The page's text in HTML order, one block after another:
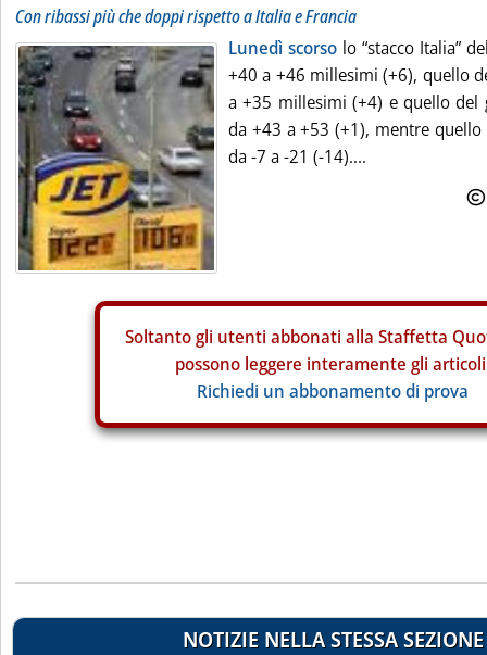
Con ribassi più che doppi rispetto a Italia e Francia
Lunedì scorso lo “stacco Italia”
+40 a +46 millesimi (+6), quello
a +35 millesimi (+4) e quello del
da +43 a +53 (+1), mentre quello
da -7 a -21 (-14)....
Soltanto gli utenti abbonati alla Staffetta
possono leggere interamente gli
Richiedi un abbonamento di prova
NOTIZIE NELLA STESSA SEZIONE